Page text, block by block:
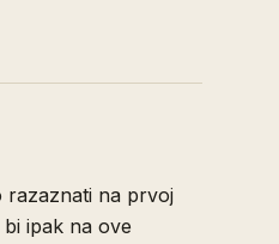
razaznati na prvoj
ipak na ove